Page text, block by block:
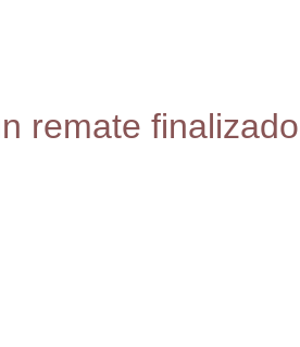
remate finalizado